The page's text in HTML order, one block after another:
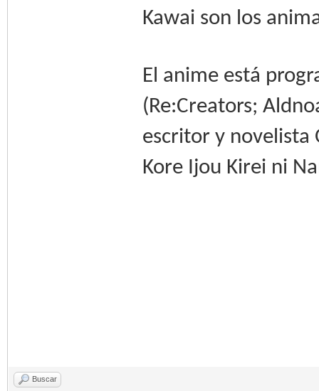
Kawai son los
El anime está
(Re:Creators;
escritor y novelista
Kore Ijou Kirei ni
Buscar